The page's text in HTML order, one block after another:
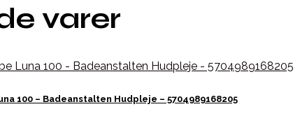
varer
100 – Badeanstalten Hudpleje – 5704989168205